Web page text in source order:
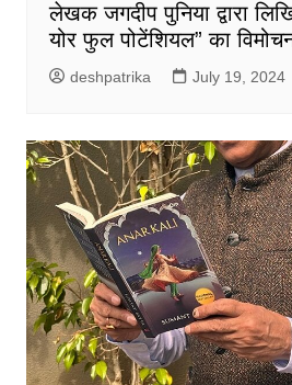
लेखक जगदीप पुनिया द्वारा
योर फुल पोटेंशियल” का
deshpatrika July 19, 2024